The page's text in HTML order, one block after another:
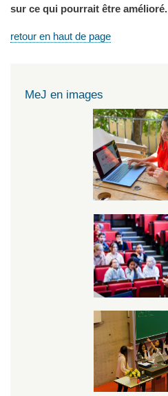
sur ce qui pourrait être amélioré.
retour en haut de page
MeJ en images